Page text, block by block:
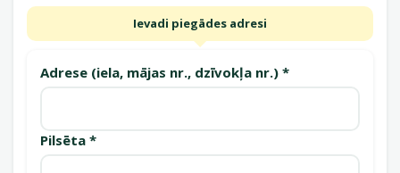
Ievadi piegādes adresi
Adrese (iela, mājas nr., dzīvokļa nr.) *
Pilsēta *